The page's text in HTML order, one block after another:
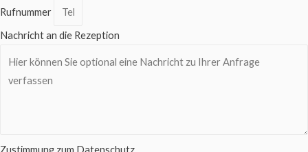
Rufnummer
Nachricht an die Rezeption
Zustimmung zum Datenschutz